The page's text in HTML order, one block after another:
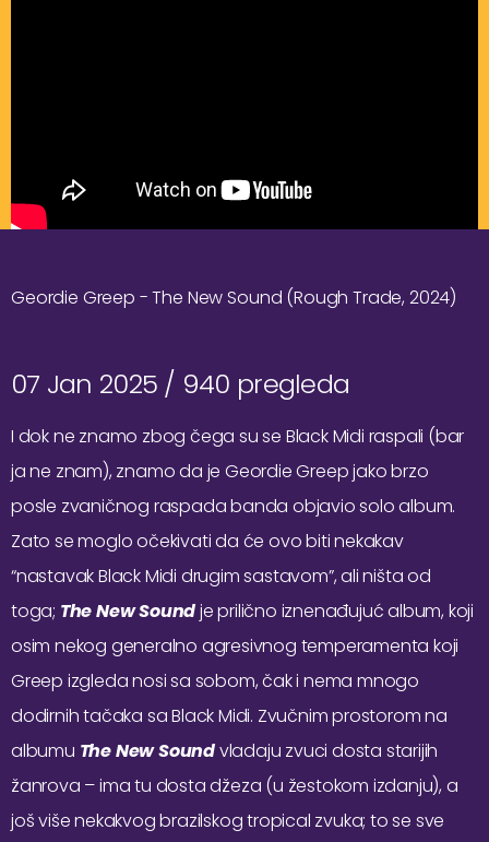
Geordie Greep - The New Sound (Rough Trade, 2024)
07 Jan 2025 / 940 pregleda
I dok ne znamo zbog čega su se Black Midi raspali (bar
ja ne znam), znamo da je Geordie Greep jako brzo
posle zvaničnog raspada banda objavio solo album.
Zato se moglo očekivati da će ovo biti nekakav
“nastavak Black Midi drugim sastavom”, ali ništa od
toga; The New Soundje prilično iznenađujuć album, koji
osim nekog generalno agresivnog temperamenta koji
Greep izgleda nosi sa sobom, čak i nema mnogo
dodirnih tačaka sa Black Midi. Zvučnim prostorom na
albumu The New Soundvladaju zvuci dosta starijih
žanrova – ima tu dosta džeza (u žestokom izdanju), a
još više nekakvog brazilskog tropical zvuka; to se sve